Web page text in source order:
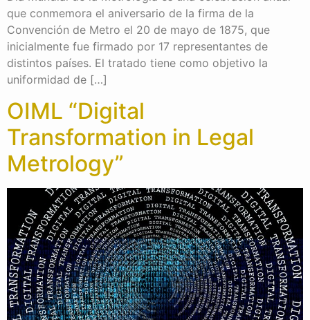
que conmemora el aniversario de la firma de la
Convención de Metro el 20 de mayo de 1875, que
inicialmente fue firmado por 17 representantes de
distintos países. El tratado tiene como objetivo la
uniformidad de […]
OIML “Digital
Transformation in Legal
Metrology”